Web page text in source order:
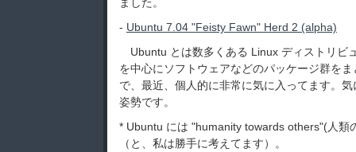
- Ubuntu 7.04 "Feisty Fawn" Herd 2 (alpha)
Ubuntu とは数多くある Linux ディストリビ
を中心にソフトウェアなどのパッケージ群を
で、最近、個人的に非常に気に入ってます。
姿勢です。
* Ubuntu には "humanity towards others"(人類
（と、私は勝手に考えてます）。